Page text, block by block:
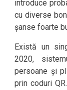
introduce
cu diverse
șanse foarte
Există un
2020,
persoane și
prin coduri